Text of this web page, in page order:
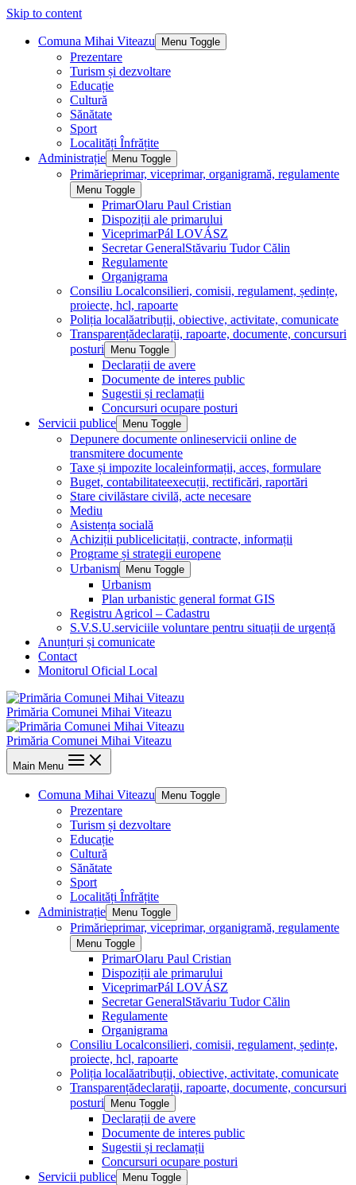
Skip to content
Comuna Mihai Viteazu Menu Toggle
Prezentare
Turism și dezvoltare
Educație
Cultură
Sănătate
Sport
Localități Înfrățite
Administrație
Menu Toggle
Primărieprimar, viceprimar, organigramă, regulamente
Menu Toggle
PrimarOlaru Paul Cristian
Dispoziții ale primarului
ViceprimarPál LOVÁSZ
Secretar GeneralStăvariu Tudor Călin
Regulamente
Organigrama
Consiliu Localconsilieri, comisii, regulament, ședințe,
proiecte, hcl, rapoarte
Poliția localăatribuții, obiective, activitate, comunicate
Transparențădeclarații, rapoarte, documente, concursuri
posturi
Menu Toggle
Declarații de avere
Documente de interes public
Sugestii și reclamații
Concursuri ocupare posturi
Servicii publice
Menu Toggle
Depunere documente onlineservicii online de
transmitere documente
Taxe și impozite localeinformații, acces, formulare
Buget, contabilitateexecuții, rectificări, raportări
Stare civilăstare civilă, acte necesare
Mediu
Asistența socială
Achiziții publicelicitații, contracte, informații
Programe și strategii europene
Urbanism
Menu Toggle
Urbanism
Plan urbanistic general format GIS
Registru Agricol – Cadastru
S.V.S.U.serviciile voluntare pentru situații de urgență
Anunțuri și comunicate
Contact
Monitorul Oficial Local
Primăria Comunei Mihai Viteazu
Primăria Comunei Mihai Viteazu
Main Menu
Comuna Mihai Viteazu Menu Toggle
Prezentare
Turism și dezvoltare
Educație
Cultură
Sănătate
Sport
Localități Înfrățite
Administrație
Menu Toggle
Primărieprimar, viceprimar, organigramă, regulamente
Menu Toggle
PrimarOlaru Paul Cristian
Dispoziții ale primarului
ViceprimarPál LOVÁSZ
Secretar GeneralStăvariu Tudor Călin
Regulamente
Organigrama
Consiliu Localconsilieri, comisii, regulament, ședințe,
proiecte, hcl, rapoarte
Poliția localăatribuții, obiective, activitate, comunicate
Transparențădeclarații, rapoarte, documente, concursuri
posturi
Menu Toggle
Declarații de avere
Documente de interes public
Sugestii și reclamații
Concursuri ocupare posturi
Servicii publice
Menu Toggle